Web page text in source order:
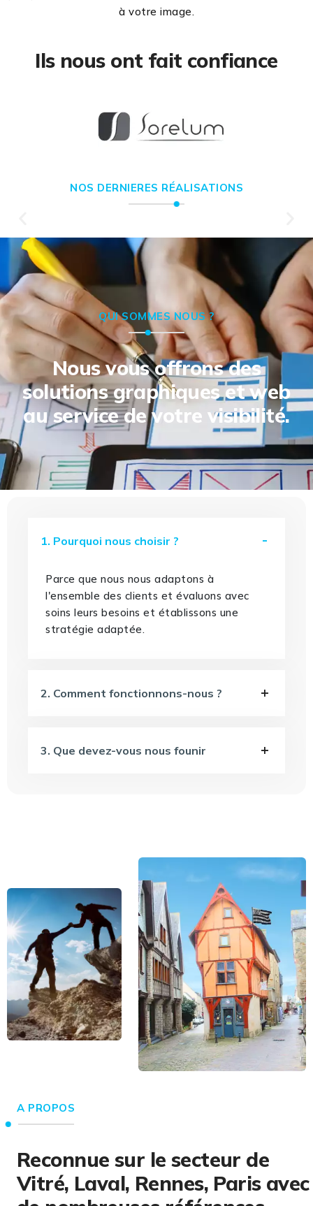
à votre image.
Ils nous ont fait confiance
NOS DERNIERES RÉALISATIONS
QUI SOMMES NOUS ?
Nous vous offrons des
solutions graphiques et web
au service de votre visibilité.
1. Pourquoi nous choisir ?
Parce que nous nous adaptons à
l'ensemble des clients et évaluons avec
soins leurs besoins et établissons une
stratégie adaptée.
2. Comment fonctionnons-nous ?
3. Que devez-vous nous founir
A PROPOS
Reconnue sur le secteur de
Vitré, Laval, Rennes, Paris avec